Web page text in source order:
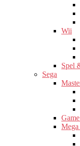
Wii
Spel
Sega